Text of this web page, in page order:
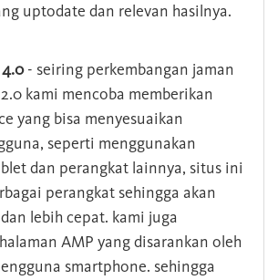
uptodate dan relevan hasilnya.
- seiring perkembangan jaman
kami mencoba memberikan
yang bisa menyesuaikan
seperti menggunakan
dan perangkat lainnya, situs ini
perangkat sehingga akan
lebih cepat. kami juga
AMP yang disarankan oleh
smartphone. sehingga